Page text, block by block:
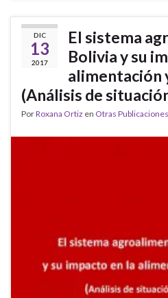
DIC
13
2017
El sistema
Bolivia y su
alimentación
(Análisis de
PorRoxana Ortiz en Otras Publicaciones